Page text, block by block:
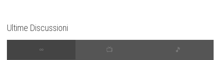
Ultime Discussioni
∞ 📺 🎵